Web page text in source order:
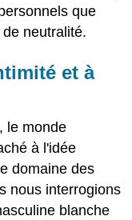
que
neutralité.
et à
le monde
à l'idée
domaine des
nous interrogions
blanche